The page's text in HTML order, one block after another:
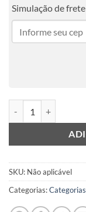
Simulação de frete
SKU: Não aplicável
Categorias:Categorias